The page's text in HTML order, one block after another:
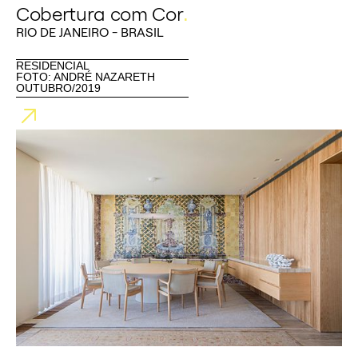
Cobertura com Cor.
RIO DE JANEIRO - BRASIL
RESIDENCIAL
FOTO: ANDRÉ NAZARETH
OUTUBRO/2019